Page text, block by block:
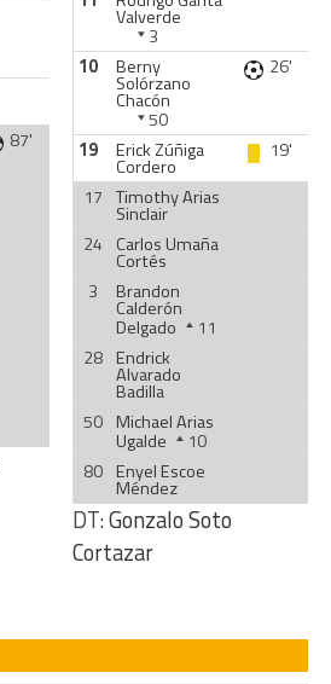
87'
Valverde
3
10
Berny
Solórzano
Chacón
50
26'
19 Erick Zúñiga
Cordero
19'
17 Timothy Arias
Sinclair
24 Carlos Umaña
Cortés
3
Brandon
Calderón
Delgado
11
28 Endrick
Alvarado
Badilla
50 Michael Arias
Ugalde
10
80 Enyel Escoe
Méndez
DT:Gonzalo Soto
Cortazar